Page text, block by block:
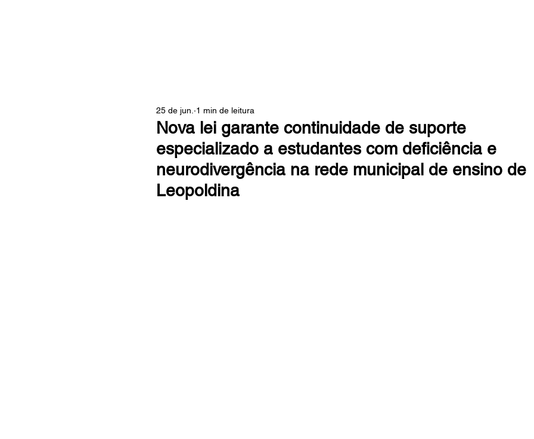
Nova lei garante continuidade de suporte
especializado a estudantes com deficiência e
neurodivergência na rede municipal de ensino de
Leopoldina
25 de jun. 1 min de leitura